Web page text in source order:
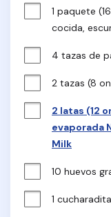
1 paquete
cocida,
4 tazas de
2 tazas (8
2 latas (12
evaporada
Milk
10 huevos
1